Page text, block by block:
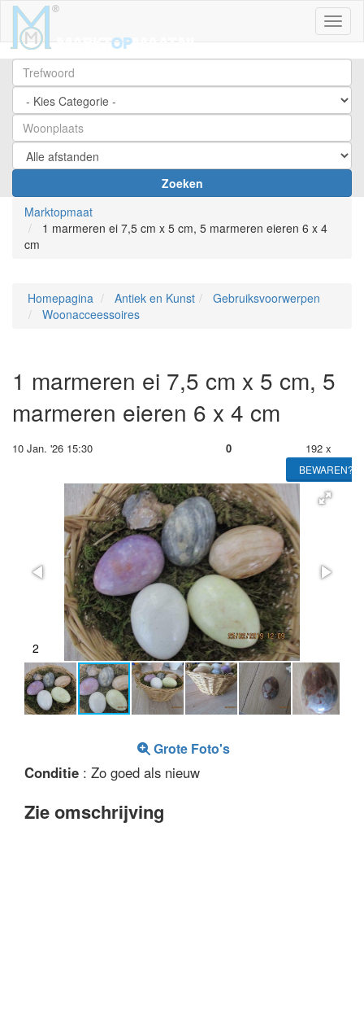
Zoeken
Marktopmaat
1 marmeren ei 7,5 cm x 5 cm, 5 marmeren eieren 6 x 4
cm
Homepagina Antiek en Kunst
Gebruiksvoorwerpen
Woonacceessoires
1 marmeren ei 7,5 cm x 5 cm, 5
marmeren eieren 6 x 4 cm
10 Jan. '26 15:30 0 192 x
BEWAREN?
2
Grote Foto's
Conditie : Zo goed als nieuw
Zie omschrijving